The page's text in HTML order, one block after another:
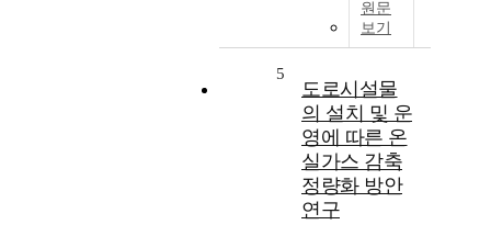
원문
보기
5
도로시설물
의 설치 및 운
영에 따른 온
실가스 감축
정량화 방안
연구